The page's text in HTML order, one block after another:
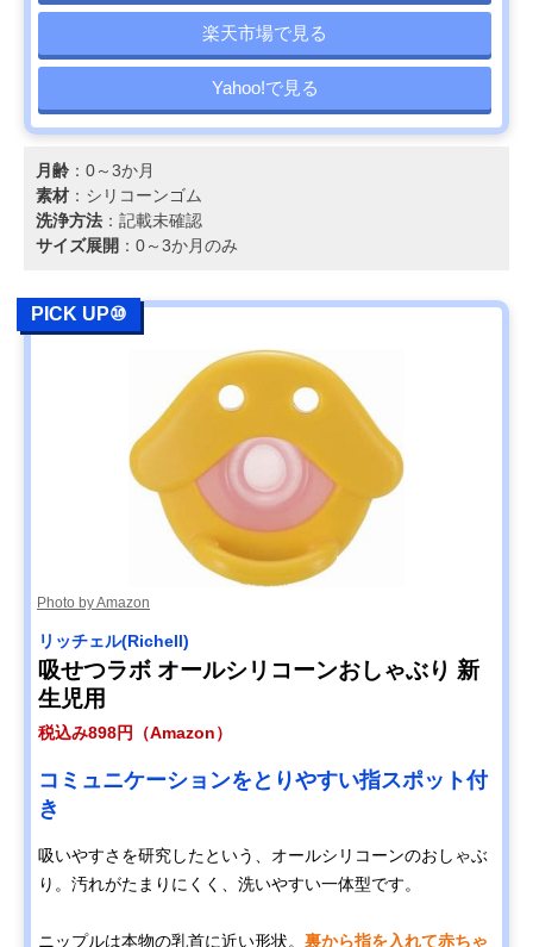
楽天市場で見る
Yahoo!で見る
月齢 ：0～3か月
素材 ：シリコーンゴム
洗浄方法 ：記載未確認
サイズ展開 ：0～3か月のみ
PICK UP⑩
Photo by Amazon
リッチェル(Richell)
吸せつラボ オールシリコーンおしゃぶり 新
生児用
税込み898円（Amazon）
コミュニケーションをとりやすい指スポット付
き
吸いやすさを研究したという、オールシリコーンのおしゃぶ
り。汚れがたまりにくく、洗いやすい一体型です。
ニップルは本物の乳首に近い形状。 裏から指を入れて赤ちゃ